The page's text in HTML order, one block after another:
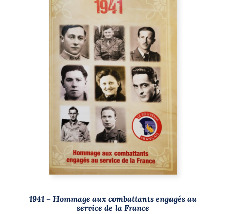
AJOUTER AU PANIER
/
1941 – Hommage aux combattants engagés au
service de la France